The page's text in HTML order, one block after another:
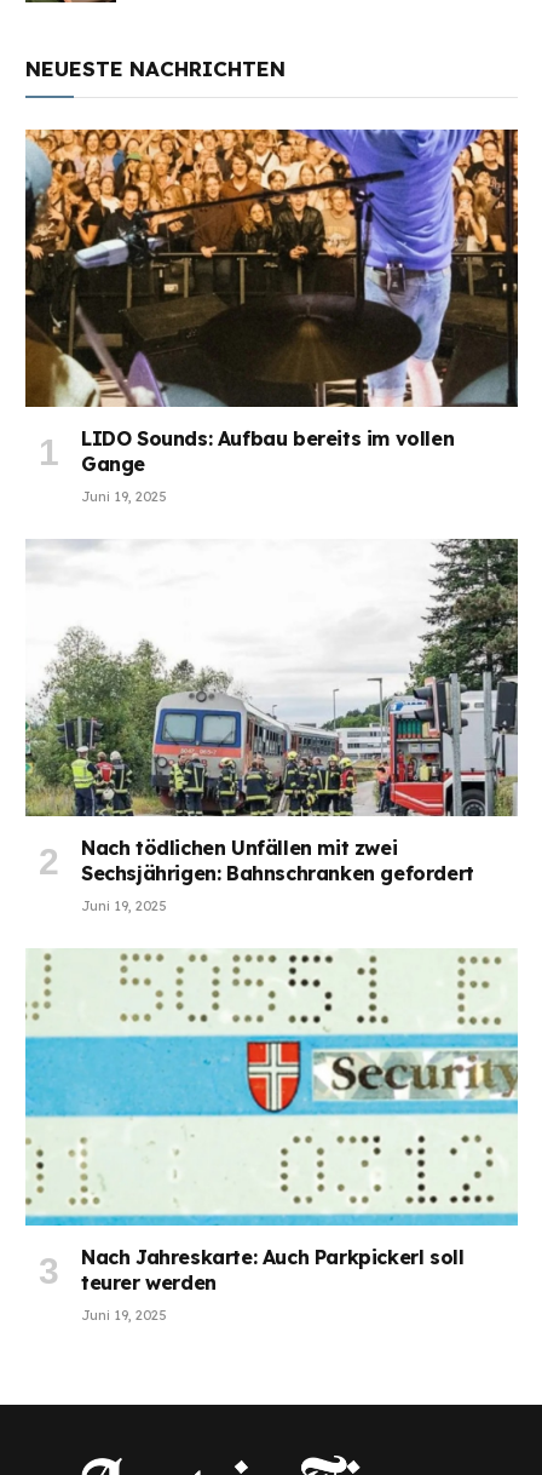
NEUESTE NACHRICHTEN
LIDO Sounds: Aufbau bereits im vollen
Gange
Juni 19, 2025
Nach tödlichen Unfällen mit zwei
Sechsjährigen: Bahnschranken gefordert
Juni 19, 2025
Nach Jahreskarte: Auch Parkpickerl soll
teurer werden
Juni 19, 2025